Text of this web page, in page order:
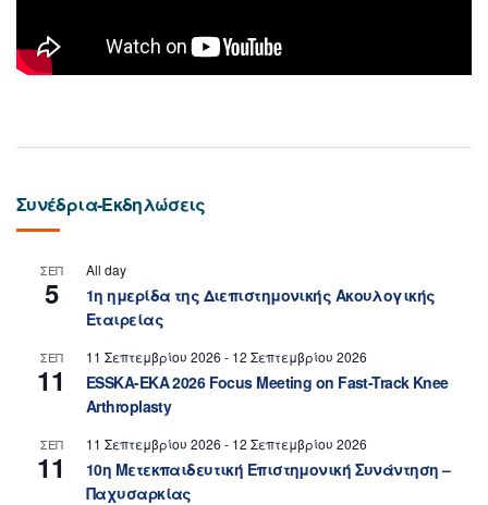
Συνέδρια-Εκδηλώσεις
ΣΕΠ
5
All day
1η ημερίδα της Διεπιστημονικής Ακουλογικής
Εταιρείας
ΣΕΠ
11
11 Σεπτεμβρίου 2026 - 12 Σεπτεμβρίου 2026
ESSKA-EKA 2026 Focus Meeting on Fast-Track Knee
Arthroplasty
ΣΕΠ
11
11 Σεπτεμβρίου 2026 - 12 Σεπτεμβρίου 2026
10η Μετεκπαιδευτική Επιστημονική Συνάντηση –
Παχυσαρκίας